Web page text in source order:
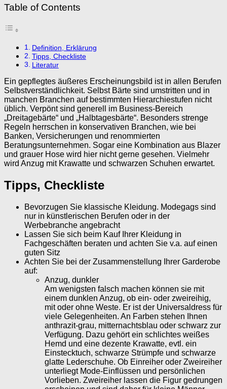
Table of Contents
Definition, Erklärung
Tipps, Checkliste
Literatur
Ein gepflegtes äußeres Erscheinungsbild ist in allen Berufen
Selbstverständlichkeit. Selbst Bärte sind umstritten und in
manchen Branchen auf bestimmten Hierarchiestufen nicht
üblich. Verpönt sind generell im Business-Bereich
„Dreitagebärte“ und „Halbtagesbärte“. Besonders strenge
Regeln herrschen in konservativen Branchen, wie bei
Banken, Versicherungen und renommierten
Beratungsunternehmen. Sogar eine Kombination aus Blazer
und grauer Hose wird hier nicht gerne gesehen. Vielmehr
wird Anzug mit Krawatte und schwarzen Schuhen erwartet.
Tipps, Checkliste
Bevorzugen Sie klassische Kleidung. Modegags sind
nur in künstlerischen Berufen oder in der
Werbebranche angebracht
Lassen Sie sich beim Kauf Ihrer Kleidung in
Fachgeschäften beraten und achten Sie v.a. auf einen
guten Sitz
Achten Sie bei der Zusammenstellung Ihrer Garderobe
auf:
Anzug, dunkler
Am wenigsten falsch machen können sie mit
einem dunklen Anzug, ob ein- oder zweireihig,
mit oder ohne Weste. Er ist der Universaldress für
viele Gelegenheiten. An Farben stehen Ihnen
anthrazit-grau, mitternachtsblau oder schwarz zur
Verfügung. Dazu gehört ein schlichtes weißes
Hemd und eine dezente Krawatte, evtl. ein
Einstecktuch, schwarze Strümpfe und schwarze
glatte Lederschuhe. Ob Einreiher oder Zweireiher
unterliegt Mode-Einflüssen und persönlichen
Vorlieben. Zweireiher lassen die Figur gedrungen